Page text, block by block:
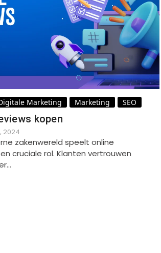
Marketing Marketing SEO
kopen
2024
zakenwereld speelt online
cruciale rol. Klanten vertrouwen